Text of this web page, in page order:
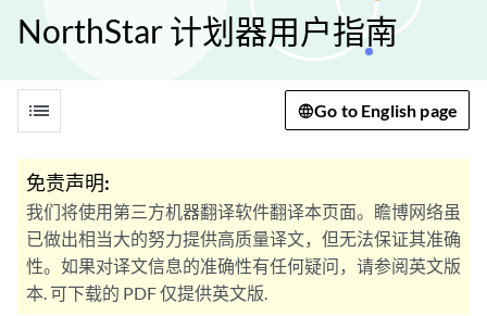
NorthStar 计划器用户指南
list Go to English page
免责声明:
我们将使用第三方机器翻译软件翻译本页面。瞻博网络虽
已做出相当大的努力提供高质量译文，但无法保证其准确
性。如果对译文信息的准确性有任何疑问，请参阅英文版
本. 可下载的 PDF 仅提供英文版.